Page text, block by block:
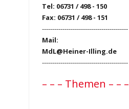
Tel: 06731 / 498 - 150
Fax: 06731 / 498 - 151
------------------------------------------
Mail:
MdL@Heiner-Illing.de
------------------------------------------
– – – Themen – – –